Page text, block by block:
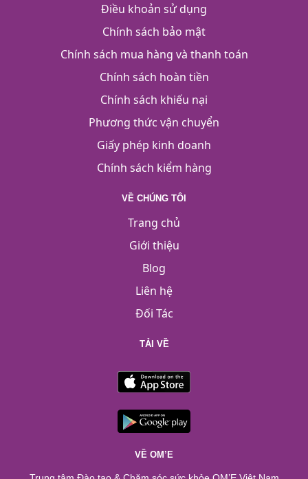
Điều khoản sử dụng
Chính sách bảo mật
Chính sách mua hàng và thanh toán
Chính sách hoàn tiền
Chính sách khiếu nại
Phương thức vận chuyển
Giấy phép kinh doanh
Chính sách kiểm hàng
VỀ CHÚNG TÔI
Trang chủ
Giới thiệu
Blog
Liên hệ
Đối Tác
TẢI VỀ
VỀ OM’E